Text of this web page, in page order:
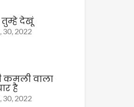
तुम्हे देखूं
30, 2022
कमली वाला
है
30, 2022